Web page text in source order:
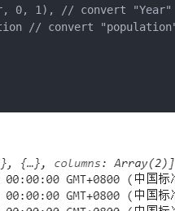
0, 1), // convert
// convert